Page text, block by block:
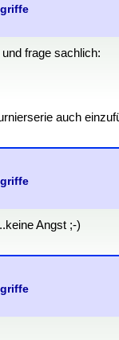
frage sachlich:
auch
Angst ;-)